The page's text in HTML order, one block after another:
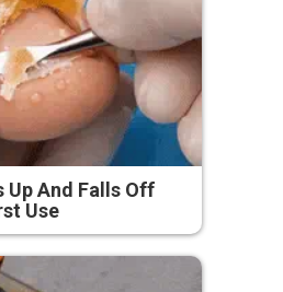
Up And Falls Off
Use